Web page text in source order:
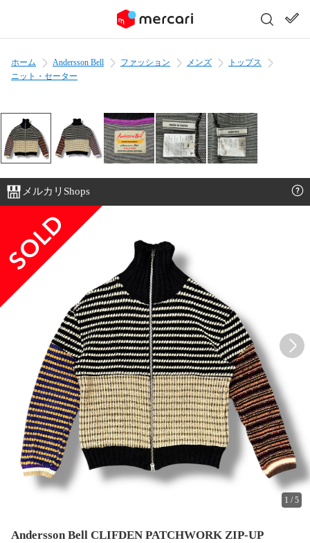
ホーム Andersson Bell ファッション メンズ
トップス
ニット・セーター
メルカリShops
1 /5
Andersson Bell CLIFDEN PATCHWORK ZIP-UP